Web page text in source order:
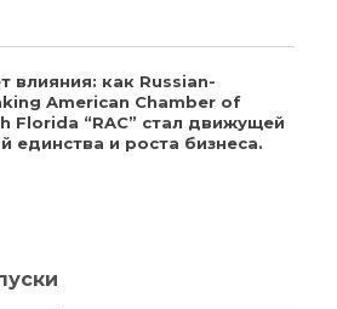
влияния: как Russian-
American Chamber of
Florida “RAC” стал движущей
единства и роста бизнеса.